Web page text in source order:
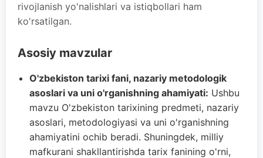
rivojlanish yo'nalishlari va istiqbollari ham
ko'rsatilgan.
Asosiy mavzular
O'zbekiston tarixi fani, nazariy metodologik
asoslari va uni o'rganishning ahamiyati: Ushbu
mavzu O'zbekiston tarixining predmeti, nazariy
asoslari, metodologiyasi va uni o'rganishning
ahamiyatini ochib beradi. Shuningdek, milliy
mafkurani shakllantirishda tarix fanining o'rni,